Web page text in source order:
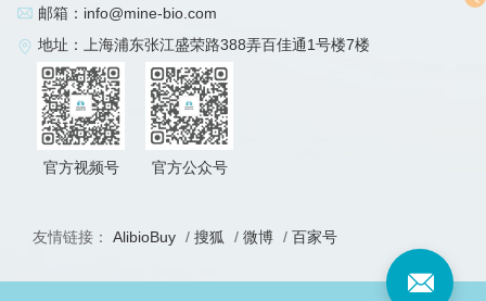
邮箱： info@mine-bio.com
地址：上海浦东张江盛荣路388弄百佳通1号楼7楼
官方视频号 官方公众号
友情链接： AlibioBuy / 搜狐 / 微博 / 百家号